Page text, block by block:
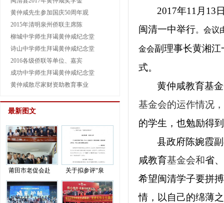
2017年11 月 13
闽清一中举行。会议
金会副理事长黄湘江
式。
黄仲咸教育基
基金会的运作情况
的学生，也勉励得
县政府陈婉霞
咸教育基金会和省
希望闽清学子要拼
情，以自己的绵薄
黄仲咸先生参加国庆50周年观
2015年清明泉州侨联主席陈
柳城中学师生拜谒黄仲咸纪念堂
诗山中学师生拜谒黄仲咸纪念堂
2016各级侨联等单位、嘉宾
成功中学师生拜谒黄仲咸纪念堂
黄仲咸散尽家财资助教育事业
最新图文
莆田市老促会赴 关于拟参评“泉